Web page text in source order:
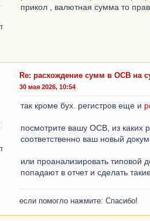
прикол , валютная сумма то
Re: расхождение сумм в ОСВ на
30 мая 2026, 10:54
так кроме бух. регистров еще и
посмотрите вашу ОСВ, из каких
соответственно ваш новый
или проанализировать типовой
попадают в отчет и сделать
если помогло нажмите: Спасибо!